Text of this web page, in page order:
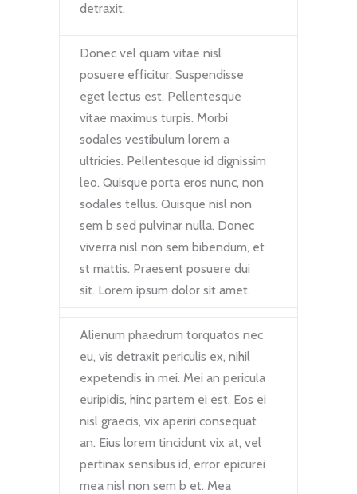
detraxit.
Donec vel quam vitae nisl
posuere efficitur. Suspendisse
eget lectus est. Pellentesque
vitae maximus turpis. Morbi
sodales vestibulum lorem a
ultricies. Pellentesque id dignissim
leo. Quisque porta eros nunc, non
sodales tellus. Quisque nisl non
sem b sed pulvinar nulla. Donec
viverra nisl non sem bibendum, et
st mattis. Praesent posuere dui
sit. Lorem ipsum dolor sit amet.
Alienum phaedrum torquatos nec
eu, vis detraxit periculis ex, nihil
expetendis in mei. Mei an pericula
euripidis, hinc partem ei est. Eos ei
nisl graecis, vix aperiri consequat
an. Eius lorem tincidunt vix at, vel
pertinax sensibus id, error epicurei
mea nisl non sem b et. Mea